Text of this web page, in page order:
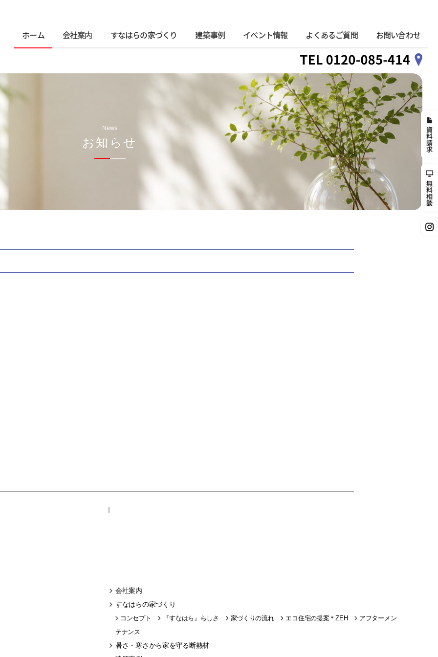
ホーム 会社案内 すなはらの家づくり 建築事例 イベント情報 よくあるご質問 お問い合わせ
News
お知らせ
会社案内
すなはらの家づくり
コンセプト 『すなはら』らしさ 家づくりの流れ エコ住宅の提案＊ZEH
アフターメン
テナンス
暑さ・寒さから家を守る断熱材